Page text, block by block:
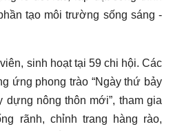
tạo môi trường sống sáng -
sinh hoạt tại 59 chi hội. Các
ứng phong trào “Ngày thứ bảy
nông thôn mới”, tham gia
rãnh, chỉnh trang hàng rào,